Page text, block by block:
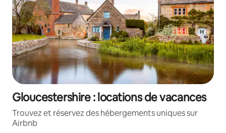
Gloucestershire : locations de vacances
Trouvez et réservez des hébergements uniques sur
Airbnb